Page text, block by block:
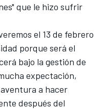
que le hizo sufrir
el 13 de febrero
porque será el
bajo la gestión de
expectación,
a hacer
después del